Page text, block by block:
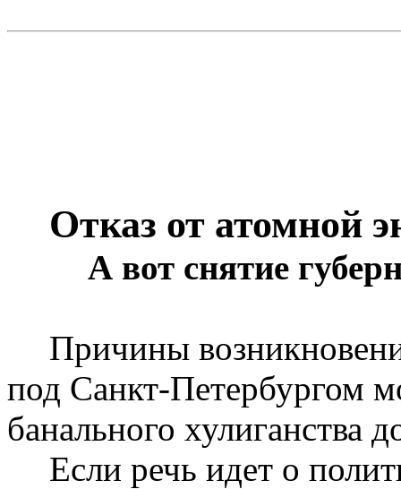
Отказ от атомной
А вот снятие
Причины
под Санкт-Петербургом
банального хулиганства
Если речь идет о